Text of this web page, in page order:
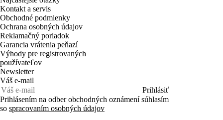
Kontakt a servis
Obchodné podmienky
Ochrana osobných údajov
Reklamačný poriadok
Garancia vrátenia peňazí
Výhody pre registrovaných
používateľov
Newsletter
Váš e-mail
Prihlásiť
Prihlásením na odber obchodných oznámení súhlasím
so spracovaním osobných údajov